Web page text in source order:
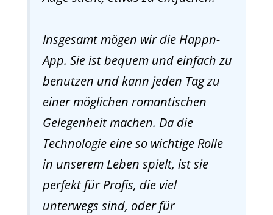
Insgesamt mögen wir die Happn-
App. Sie ist bequem und einfach zu
benutzen und kann jeden Tag zu
einer möglichen romantischen
Gelegenheit machen. Da die
Technologie eine so wichtige Rolle
in unserem Leben spielt, ist sie
perfekt für Profis, die viel
unterwegs sind, oder für